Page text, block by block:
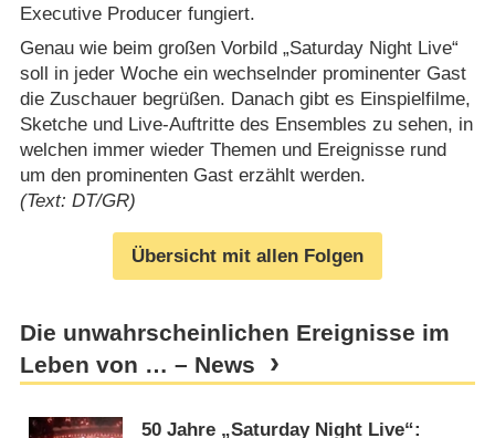
Executive Producer fungiert.
Genau wie beim großen Vorbild „Saturday Night Live“
soll in jeder Woche ein wechselnder prominenter Gast
die Zuschauer begrüßen. Danach gibt es Einspielfilme,
Sketche und Live-Auftritte des Ensembles zu sehen, in
welchen immer wieder Themen und Ereignisse rund
um den prominenten Gast erzählt werden.
(Text: DT/GR)
Übersicht mit allen Folgen
Die unwahrscheinlichen Ereignisse im
Leben von … – News
50 Jahre „Saturday Night Live“: